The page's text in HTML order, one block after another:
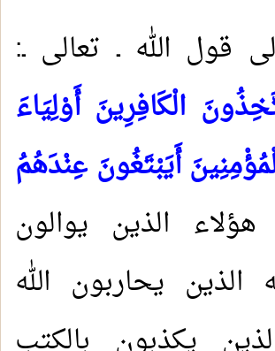
قول الله ـ تعالى ـ:
الْكَافِرِينَ أَوْلِيَاءَ
أَيَبْتَغُونَ عِنْدَهُمُ
هؤلاء الذين يوالون
الذين يحاربون الله